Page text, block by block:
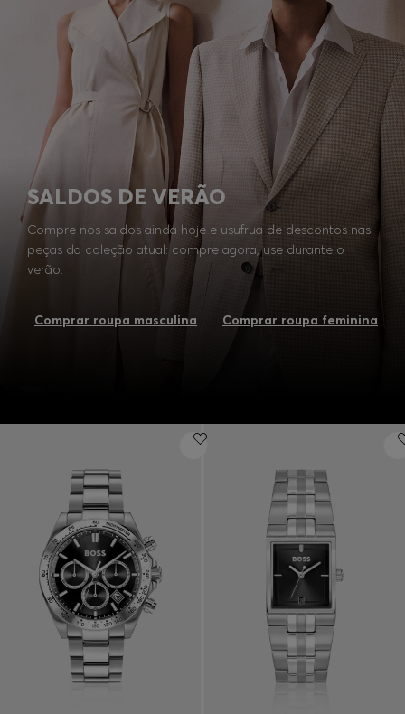
SALDOS DE VERÃO
Compre nos saldos ainda hoje e usufrua de descontos nas
peças da coleção atual: compre agora, use durante o
verão.
Comprar roupa masculina Comprar roupa feminina